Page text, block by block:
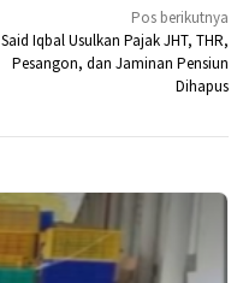
Pos berikutnya
Said Iqbal Usulkan Pajak JHT, THR,
Pesangon, dan Jaminan Pensiun
Dihapus